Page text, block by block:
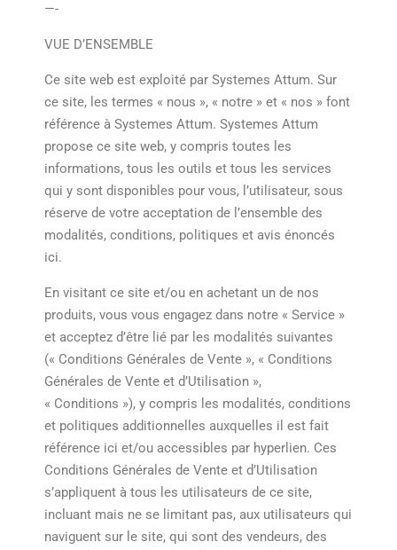
—-
VUE D’ENSEMBLE
Ce site web est exploité par Systemes Attum. Sur
ce site, les termes « nous », « notre » et « nos » font
référence à Systemes Attum. Systemes Attum
propose ce site web, y compris toutes les
informations, tous les outils et tous les services
qui y sont disponibles pour vous, l’utilisateur, sous
réserve de votre acceptation de l’ensemble des
modalités, conditions, politiques et avis énoncés
ici.
En visitant ce site et/ou en achetant un de nos
produits, vous vous engagez dans notre « Service »
et acceptez d’être lié par les modalités suivantes
(« Conditions Générales de Vente », « Conditions
Générales de Vente et d’Utilisation »,
« Conditions »), y compris les modalités, conditions
et politiques additionnelles auxquelles il est fait
référence ici et/ou accessibles par hyperlien. Ces
Conditions Générales de Vente et d’Utilisation
s’appliquent à tous les utilisateurs de ce site,
incluant mais ne se limitant pas, aux utilisateurs qui
naviguent sur le site, qui sont des vendeurs, des